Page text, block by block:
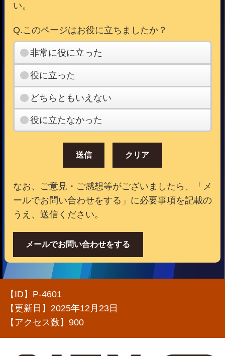
い。
Q.このページはお役に立ちましたか？
非常に役に立った
役に立った
どちらともいえない
役に立たなかった
なお、ご意見・ご感想等がございましたら、「メ
ールでお問い合わせをする」に必要事項を記載の
うえ、送信ください。
メールでお問い合わせをする
【ID】 P-4601
【更新日】 2025年12月23日
【アクセス数】900